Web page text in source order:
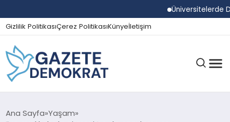
Üniversitelerde
Gizlilik PolitikasıÇerez PolitikasıKünyeİletişim
GÜNDEM
Ana Sayfa Yaşam